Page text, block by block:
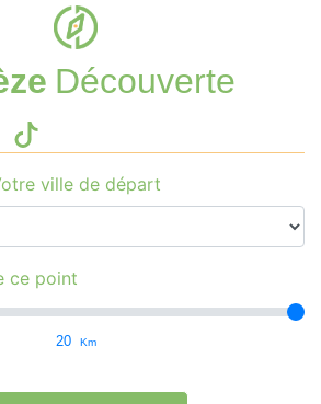
Découverte
ville de départ
ce point
20 Km